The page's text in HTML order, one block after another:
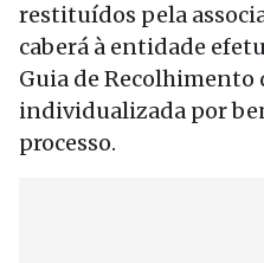
restituídos pela
caberá à entidade
Guia de Recolhimento
individualizada por
processo.